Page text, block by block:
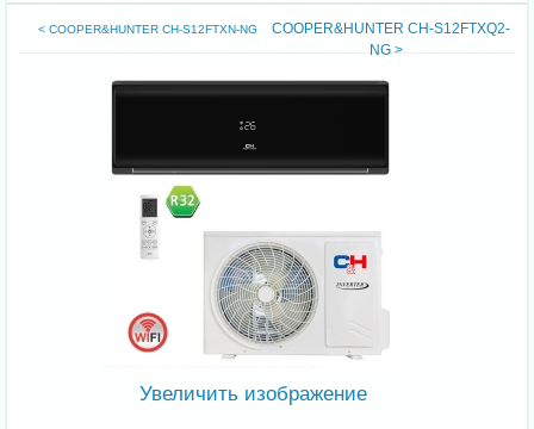
< COOPER&HUNTER CH-S12FTXN-NG
COOPER&HUNTER CH-S12FTXQ2-
NG >
Увеличить изображение